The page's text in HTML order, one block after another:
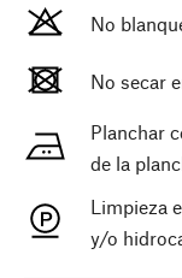
No
No secar
Planchar
de la
Limpieza
y/o